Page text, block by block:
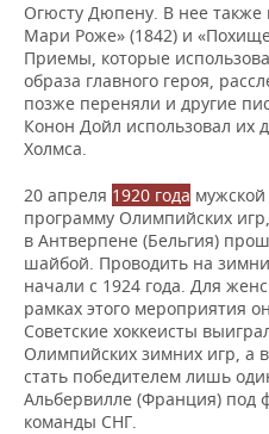
Огюсту Дюпену. В нее также
Мари Роже» (1842) и
Приемы, которые
образа главного героя,
позже переняли и другие
Конон Дойл использовал их
Холмса.
20 апреля 1920 года
программу Олимпийских
в Антверпене (Бельгия)
шайбой. Проводить на
начали с 1924 года. Для
рамках этого мероприятия
Советские хоккеисты
Олимпийских зимних игр, а
стать победителем лишь
Альбервилле (Франция) под
команды СНГ.